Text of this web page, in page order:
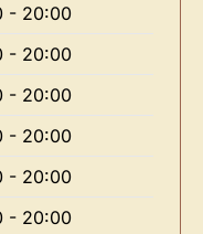
- 20:00
- 20:00
- 20:00
- 20:00
- 20:00
- 20:00